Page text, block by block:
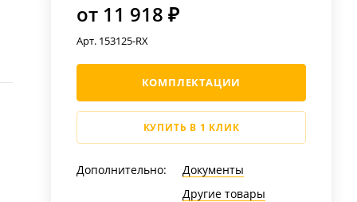
от 11 918 ₽
Арт. 153125-RX
КОМПЛЕКТАЦИИ
КУПИТЬ В 1 КЛИК
Дополнительно:
Документы
Другие товары